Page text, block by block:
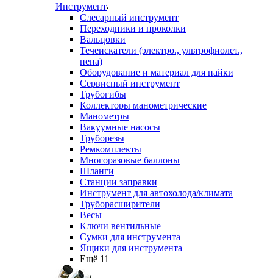
Инструмент
Слесарный инструмент
Переходники и проколки
Вальцовки
Течеискатели (электро., ультрофиолет.,
пена)
Оборудование и материал для пайки
Сервисный инструмент
Трубогибы
Коллекторы манометрические
Манометры
Вакуумные насосы
Труборезы
Ремкомплекты
Многоразовые баллоны
Шланги
Станции заправки
Инструмент для автохолода/климата
Труборасширители
Весы
Ключи вентильные
Сумки для инструмента
Ящики для инструмента
Ещё 11